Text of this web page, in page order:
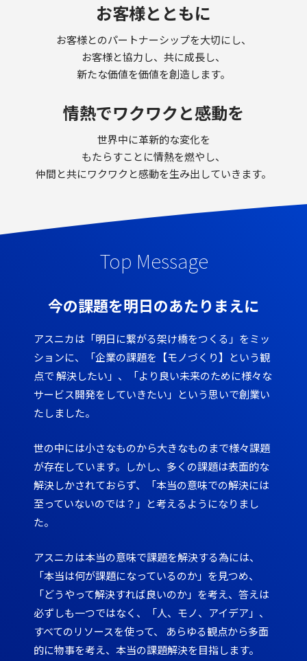
お客様とともに
お客様とのパートナーシップを大切にし、
お客様と協力し、共に成長し、
新たな価値を価値を創造します。
情熱でワクワクと感動を
世界中に革新的な変化を
もたらすことに情熱を燃やし、
仲間と共にワクワクと感動を生み出していきます。
Top Message
今の課題を明日のあたりまえに
アスニカは「明日に繋がる架け橋をつくる」をミッ
ションに、「企業の課題を【モノづくり】という観
点で 解決したい」、「より良い未来のために様々な
サービス開発をしていきたい」という思いで創業い
たしました。
世の中には小さなものから大きなものまで様々課題
が存在しています。しかし、多くの課題は表面的な
解決しかされておらず、「本当の意味での解決には
至っていないのでは？」と考えるようになりまし
た。
アスニカは本当の意味で課題を解決する為には、
「本当は何が課題になっているのか」を見つめ、
「どうやって解決すれば良いのか」を考え、答えは
必ずしも一つではなく、「人、モノ、アイデア」、
すべてのリソースを使って、 あらゆる観点から多面
的に物事を考え、本当の課題解決を目指します。